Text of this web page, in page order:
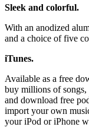
Sleek and colorful.
With an anodized
and a choice of five
iTunes.
Available as a free
buy millions of
and download free
import your own
your iPod or iPhone